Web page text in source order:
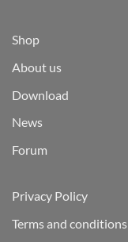
Shop
About us
Download
News
Forum
Privacy Policy
Terms and conditions